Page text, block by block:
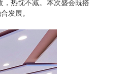
热忱不减。本次盛会既搭
发展。